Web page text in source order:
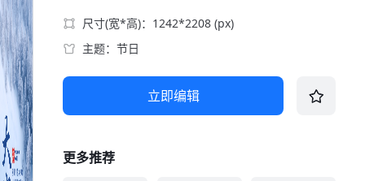
尺寸(宽*高)：1242*2208 (px)
主题：节日
立即编辑
更多推荐